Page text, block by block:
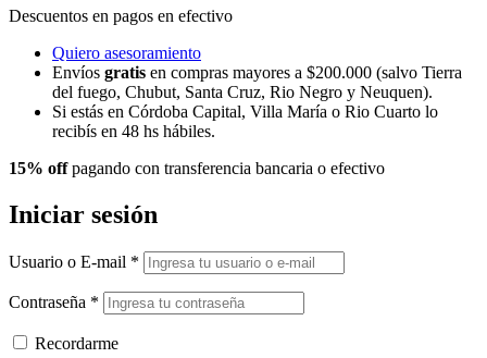
Descuentos en pagos en efectivo
Quiero asesoramiento
Envíos gratis en compras mayores a $200.000 (salvo Tierra
del fuego, Chubut, Santa Cruz, Rio Negro y Neuquen).
Si estás en Córdoba Capital, Villa María o Rio Cuarto lo
recibís en 48 hs hábiles.
15% offpagando con transferencia bancaria o efectivo
Iniciar sesión
Usuario o E-mail *
Contraseña *
Recordarme